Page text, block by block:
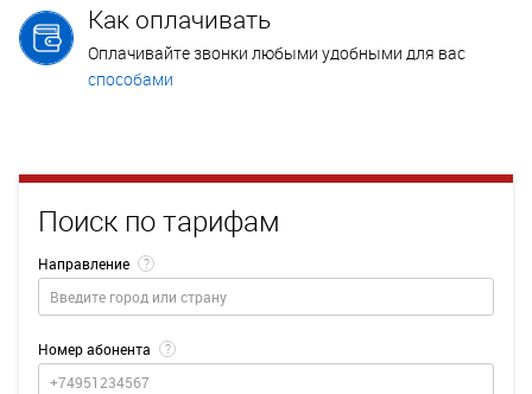
Как оплачивать
Оплачивайте звонки любыми удобными для вас
способами
Поиск по тарифам
Направление ?
Номер абонента ?